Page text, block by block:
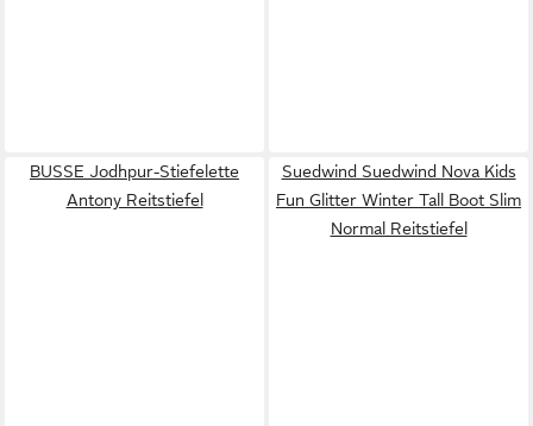
BUSSE Jodhpur-Stiefelette
Antony Reitstiefel
Suedwind Suedwind Nova Kids
Fun Glitter Winter Tall Boot Slim
Normal Reitstiefel